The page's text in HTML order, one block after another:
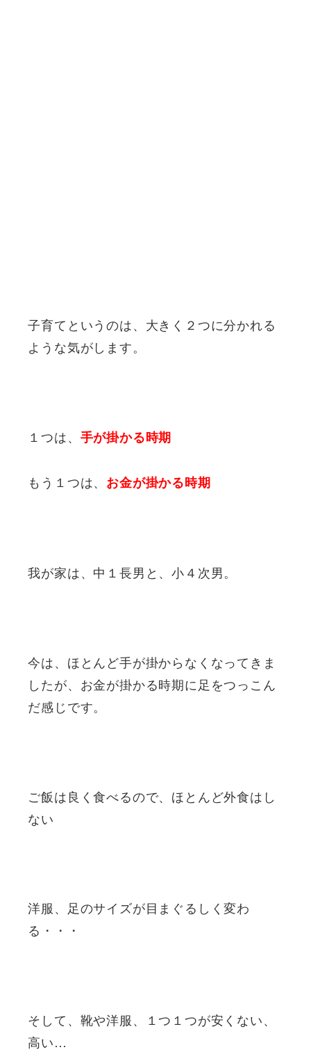
子育てというのは、大きく２つに分かれる
ような気がします。
１つは、 手が掛かる時期
もう１つは、 お金が掛かる時期
我が家は、中１長男と、小４次男。
今は、ほとんど手が掛からなくなってきま
したが、お金が掛かる時期に足をつっこん
だ感じです。
ご飯は良く食べるので、ほとんど外食はし
ない
洋服、足のサイズが目まぐるしく変わ
る・・・
そして、靴や洋服、１つ１つが安くない、
高い…